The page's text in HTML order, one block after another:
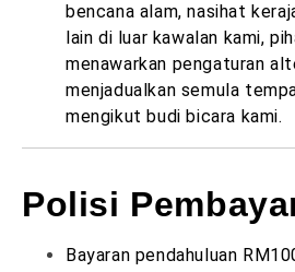
bencana alam, nasihat
lain di luar kawalan kami,
menawarkan pengaturan
menjadualkan semula
mengikut budi bicara kami.
Polisi
Bayaran pendahuluan